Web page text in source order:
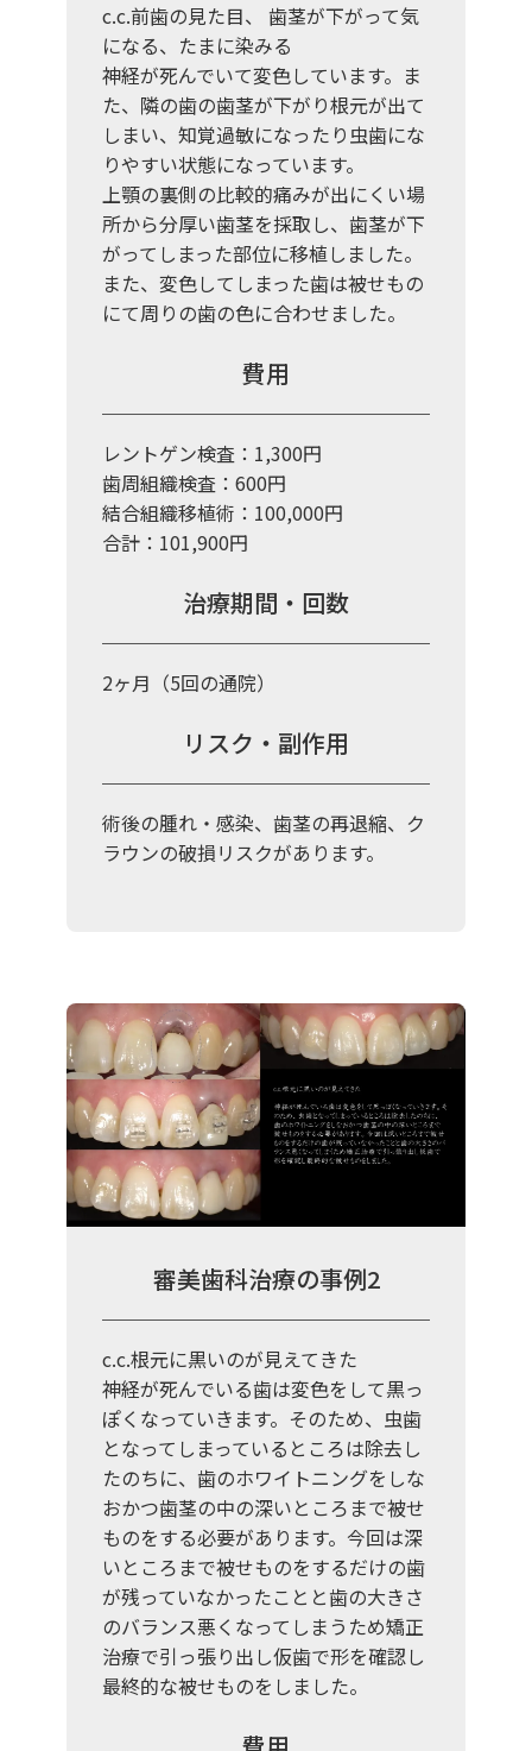
c.c.前歯の見た目、 歯茎が下がって気
になる、たまに染みる
神経が死んでいて変色しています。ま
た、隣の歯の歯茎が下がり根元が出て
しまい、知覚過敏になったり虫歯にな
りやすい状態になっています。
上顎の裏側の比較的痛みが出にくい場
所から分厚い歯茎を採取し、歯茎が下
がってしまった部位に移植しました。
また、変色してしまった歯は被せもの
にて周りの歯の色に合わせました。
費用
レントゲン検査：1,300円
歯周組織検査：600円
結合組織移植術：100,000円
合計：101,900円
治療期間・回数
2ヶ月（5回の通院）
リスク・副作用
術後の腫れ・感染、歯茎の再退縮、ク
ラウンの破損リスクがあります。
審美歯科治療の事例2
c.c.根元に黒いのが見えてきた
神経が死んでいる歯は変色をして黒っ
ぽくなっていきます。そのため、虫歯
となってしまっているところは除去し
たのちに、歯のホワイトニングをしな
おかつ歯茎の中の深いところまで被せ
ものをする必要があります。今回は深
いところまで被せものをするだけの歯
が残っていなかったことと歯の大きさ
のバランス悪くなってしまうため矯正
治療で引っ張り出し仮歯で形を確認し
最終的な被せものをしました。